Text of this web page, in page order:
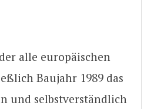
alle europäischen
Baujahr 1989 das
und selbstverständlich